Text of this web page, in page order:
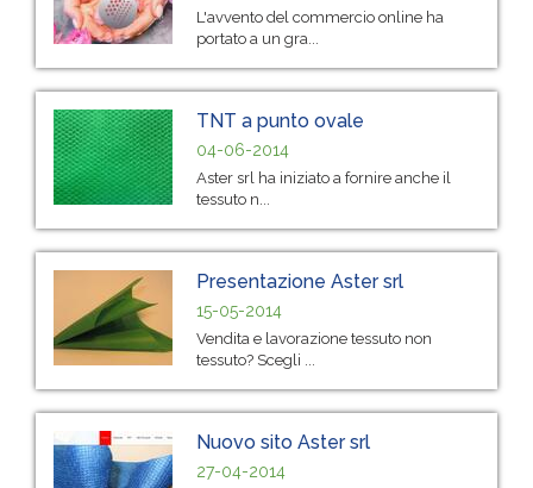
L'avvento del commercio online ha
portato a un gra...
TNT a punto ovale
04-06-2014
Aster srl ha iniziato a fornire anche il
tessuto n...
Presentazione Aster srl
15-05-2014
Vendita e lavorazione tessuto non
tessuto? Scegli ...
Nuovo sito Aster srl
27-04-2014